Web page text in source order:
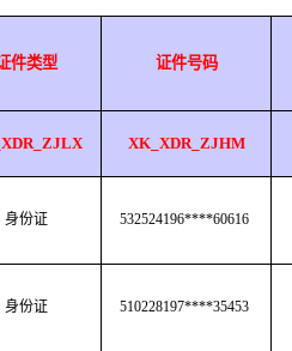
件类型 证件号码
XK_XDR_ZJHM
身份证 532524196****60616
身份证 510228197****35453